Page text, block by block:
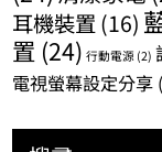
耳機裝置 (16)
置 (24) 行動電源 (2)
電視螢幕設定分享